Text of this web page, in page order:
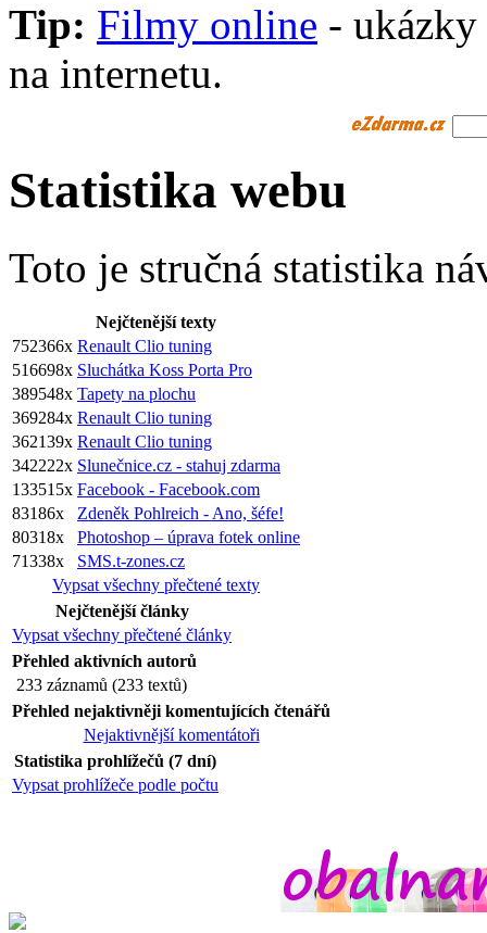
Tip: Filmy online -
na internetu.
Statistika webu
Toto je stručná statistika
Nejčtenější texty
752366x Renault Clio tuning
516698x Sluchátka Koss Porta Pro
389548x Tapety na plochu
369284x Renault Clio tuning
362139x Renault Clio tuning
342222x Slunečnice.cz - stahuj zdarma
133515x Facebook - Facebook.com
83186x
Zdeněk Pohlreich - Ano, šéfe!
80318x
Photoshop – úprava fotek online
71338x
SMS.t-zones.cz
Vypsat všechny přečtené texty
Nejčtenější články
Vypsat všechny přečtené články
Přehled aktivních autorů
233 záznamů (233 textů)
Přehled nejaktivněji komentujících čtenářů
Nejaktivnější komentátoři
Statistika prohlížečů (7 dní)
Vypsat prohlížeče podle počtu